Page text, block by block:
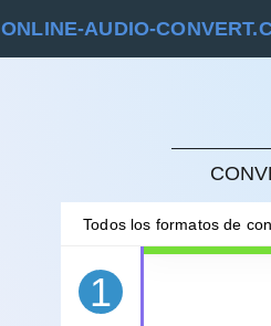
ONLINE-AUDIO-
Todos los formatos de
1